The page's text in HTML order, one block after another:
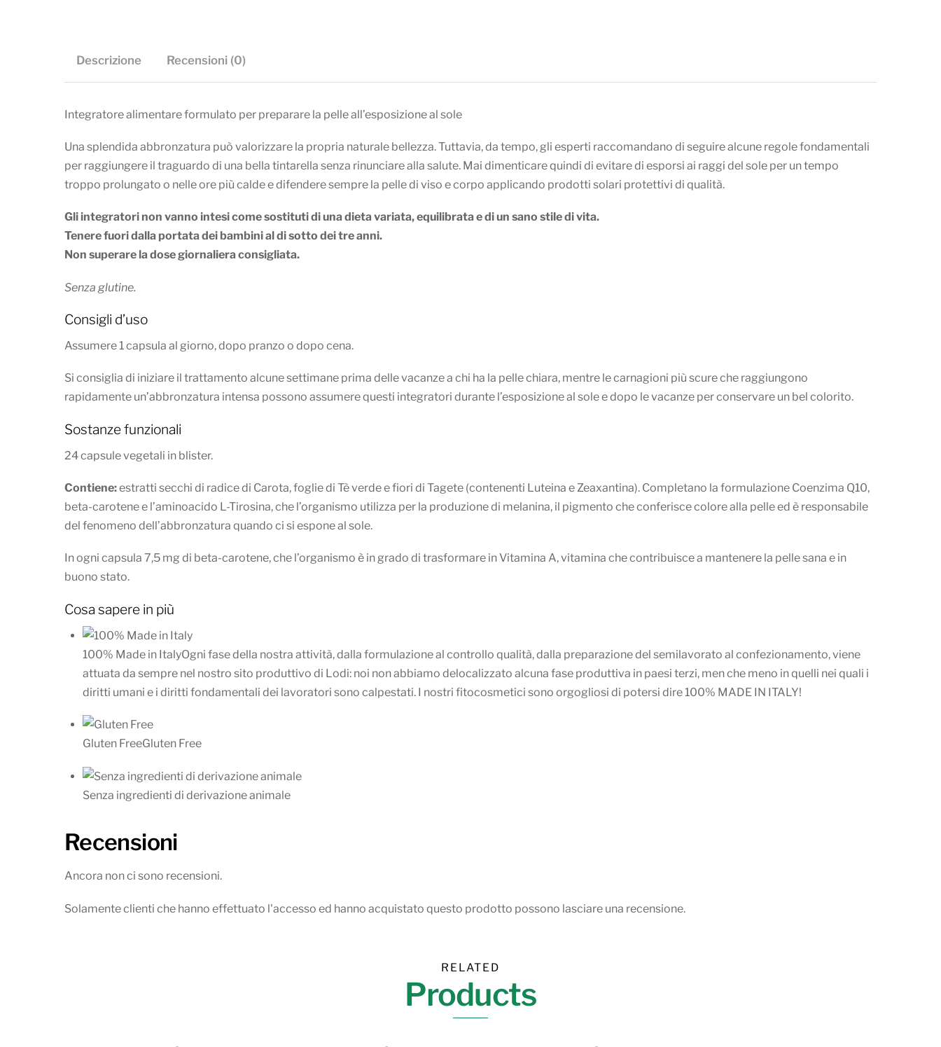
Descrizione Recensioni (0)
Integratore alimentare formulato per preparare la pelle all’esposizione al sole
Una splendida abbronzatura può valorizzare la propria naturale bellezza. Tuttavia, da tempo, gli esperti raccomandano di seguire alcune regole fondamentali
per raggiungere il traguardo di una bella tintarella senza rinunciare alla salute. Mai dimenticare quindi di evitare di esporsi ai raggi del sole per un tempo
troppo prolungato o nelle ore più calde e difendere sempre la pelle di viso e corpo applicando prodotti solari protettivi di qualità.
Gli integratori non vanno intesi come sostituti di una dieta variata, equilibrata e di un sano stile di vita.
Tenere fuori dalla portata dei bambini al di sotto dei tre anni.
Non superare la dose giornaliera consigliata.
Senza glutine.
Consigli d’uso
Assumere 1 capsula al giorno, dopo pranzo o dopo cena.
Si consiglia di iniziare il trattamento alcune settimane prima delle vacanze a chi ha la pelle chiara, mentre le carnagioni più scure che raggiungono
rapidamente un’abbronzatura intensa possono assumere questi integratori durante l’esposizione al sole e dopo le vacanze per conservare un bel colorito.
Sostanze funzionali
24 capsule vegetali in blister.
Contiene:estratti secchi di radice di Carota, foglie di Tè verde e fiori di Tagete (contenenti Luteina e Zeaxantina). Completano la formulazione Coenzima Q10,
beta-carotene e l’aminoacido L-Tirosina, che l’organismo utilizza per la produzione di melanina, il pigmento che conferisce colore alla pelle ed è responsabile
del fenomeno dell’abbronzatura quando ci si espone al sole.
In ogni capsula 7,5 mg di beta-carotene, che l’organismo è in grado di trasformare in Vitamina A, vitamina che contribuisce a mantenere la pelle sana e in
buono stato.
Cosa sapere in più
100% Made in ItalyOgni fase della nostra attività, dalla formulazione al controllo qualità, dalla preparazione del semilavorato al confezionamento, viene
attuata da sempre nel nostro sito produttivo di Lodi: noi non abbiamo delocalizzato alcuna fase produttiva in paesi terzi, men che meno in quelli nei quali i
diritti umani e i diritti fondamentali dei lavoratori sono calpestati. I nostri fitocosmetici sono orgogliosi di potersi dire 100% MADE IN ITALY!
Gluten FreeGluten Free
Senza ingredienti di derivazione animale
Recensioni
Ancora non ci sono recensioni.
Solamente clienti che hanno effettuato l'accesso ed hanno acquistato questo prodotto possono lasciare una recensione.
RELATED
Products